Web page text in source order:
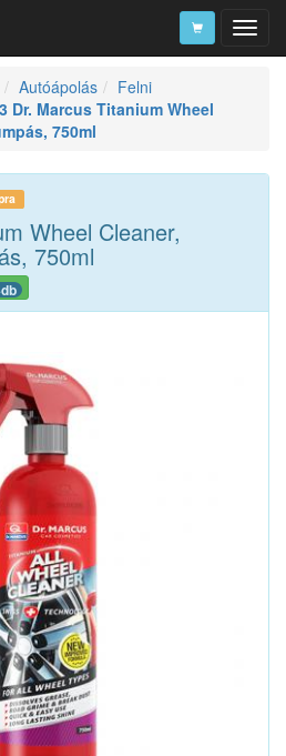
Autóápolás
Felni
Dr. Marcus Titanium Wheel
750ml
Wheel Cleaner,
750ml